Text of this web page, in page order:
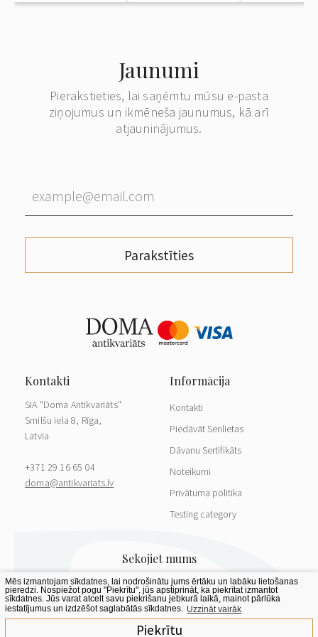
Jaunumi
Pierakstieties, lai saņēmtu mūsu e-pasta
ziņojumus un ikmēneša jaunumus, kā arī
atjauninājumus.
Parakstīties
SIA "Doma Antikvariāts"
Smilšu iela 8, Rīga,
Latvia
+371 29 16 65 04
doma@antikvariats.lv
Kontakti
Piedāvāt Senlietas
Dāvanu Sertifikāts
Noteikumi
Privātuma politika
Testing category
Mēs izmantojam sīkdatnes, lai nodrošinātu jums ērtāku un labāku lietošanas
pieredzi. Nospiežot pogu "Piekrītu", jūs apstiprināt, ka piekrītat izmantot
sīkdatnes. Jūs varat atcelt savu piekrišanu jebkurā laikā, mainot pārlūka
iestatījumus un izdzēšot saglabātās sīkdatnes. Uzzināt vairāk
Piekrītu